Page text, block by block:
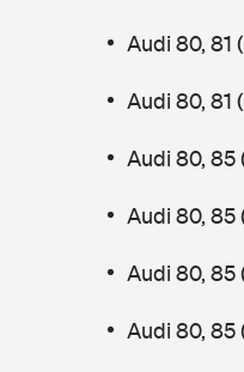
Audi 80, 81
Audi 80, 81
Audi 80, 85
Audi 80, 85
Audi 80, 85
Audi 80, 85